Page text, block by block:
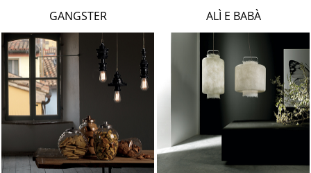
PORSCHE
CATELLANI & SMITH
VIABIZZUNO
ALÌ E BABÀ
GANGSTER